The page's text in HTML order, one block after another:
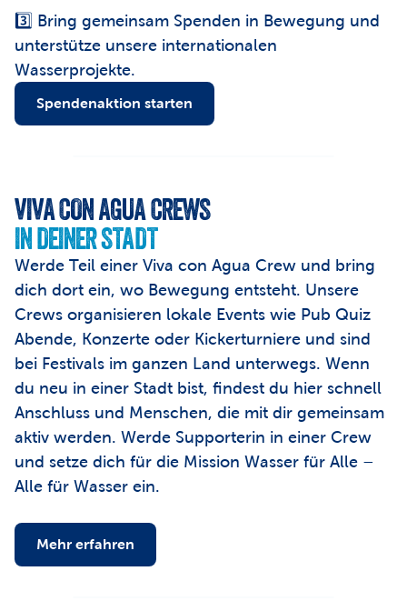
3️⃣ Bring gemeinsam Spenden in Bewegung und
unterstütze unsere internationalen
Wasserprojekte.
Spendenaktion starten
VIVA CON AGUA CREWS
IN DEINER STADT
Werde Teil einer Viva con Agua Crew und bring
dich dort ein, wo Bewegung entsteht. Unsere
Crews organisieren lokale Events wie Pub Quiz
Abende, Konzerte oder Kickerturniere und sind
bei Festivals im ganzen Land unterwegs. Wenn
du neu in einer Stadt bist, findest du hier schnell
Anschluss und Menschen, die mit dir gemeinsam
aktiv werden. Werde Supporterin in einer Crew
und setze dich für die Mission Wasser für Alle –
Alle für Wasser ein.
Mehr erfahren